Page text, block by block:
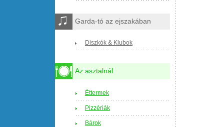
Garda-tó az ejszakában
Diszkók & Klubok
Az asztalnál
Éttermek
Pizzériák
Bárok